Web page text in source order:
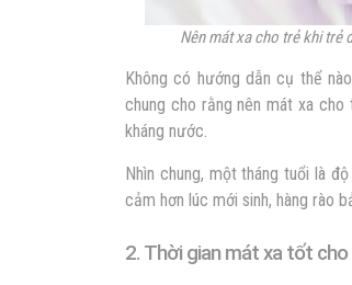
Nên mát xa cho trẻ khi trẻ
Không có hướng dẫn cụ thể
chung cho rằng nên mát xa
kháng nước.
Nhìn chung, một tháng tuổi là
cảm hơn lúc mới sinh, hàng rào
2. Thời gian mát xa tốt